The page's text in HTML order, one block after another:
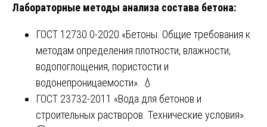
Лабораторные методы анализа состава бетона:
ГОСТ 12730.0-2020 «Бетоны. Общие требования к
методам определения плотности, влажности,
водопоглощения, пористости и
водонепроницаемости». 💧
ГОСТ 23732-2011 «Вода для бетонов и
строительных растворов. Технические условия».